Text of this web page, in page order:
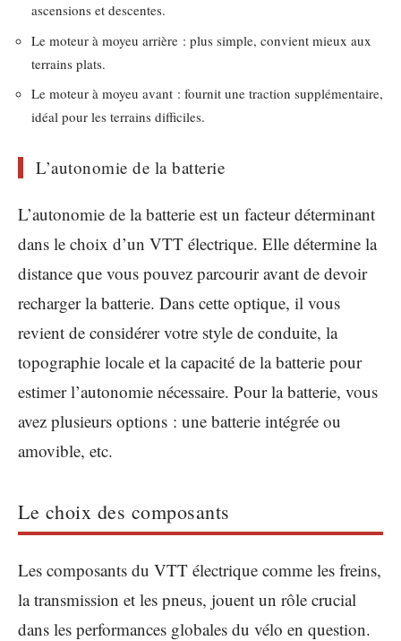
ascensions et descentes.
Le moteur à moyeu arrière : plus simple, convient mieux aux
terrains plats.
Le moteur à moyeu avant : fournit une traction supplémentaire,
idéal pour les terrains difficiles.
L’autonomie de la batterie
L’autonomie de la batterie est un facteur déterminant
dans le choix d’un VTT électrique. Elle détermine la
distance que vous pouvez parcourir avant de devoir
recharger la batterie. Dans cette optique, il vous
revient de considérer votre style de conduite, la
topographie locale et la capacité de la batterie pour
estimer l’autonomie nécessaire. Pour la batterie, vous
avez plusieurs options : une batterie intégrée ou
amovible, etc.
Le choix des composants
Les composants du VTT électrique comme les freins,
la transmission et les pneus, jouent un rôle crucial
dans les performances globales du vélo en question.